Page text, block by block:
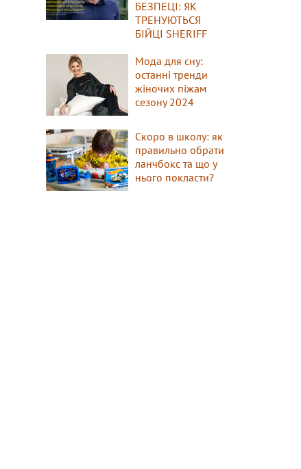
БЕЗПЕЦІ: ЯК
ТРЕНУЮТЬСЯ
БІЙЦІ SHERIFF
Мода для сну:
останні тренди
жіночих піжам
сезону 2024
Скоро в школу: як
правильно обрати
ланчбокс та що у
нього покласти?